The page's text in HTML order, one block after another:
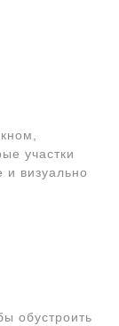
участки
и визуально
обустроить